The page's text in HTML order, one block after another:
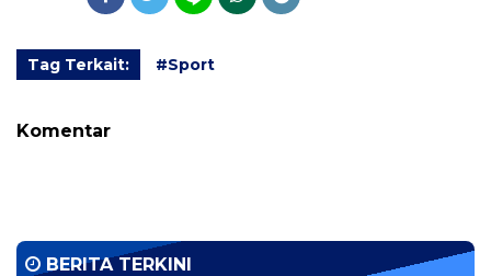
Tag Terkait: #Sport
Komentar
BERITA TERKINI